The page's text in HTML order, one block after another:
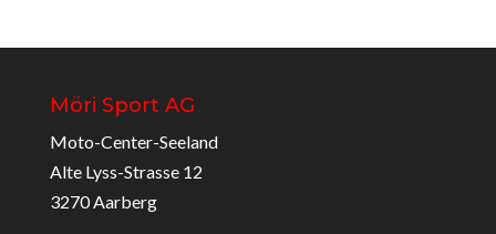
Möri Sport AG
Moto-Center-Seeland
Alte Lyss-Strasse 12
3270 Aarberg